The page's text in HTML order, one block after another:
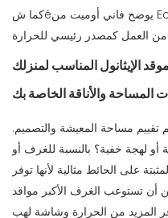
كما شéيوضح فاني أوميت من Eco-Feu ، "تم تصميم موقد الإيثانول في
الإيثانول المناسب لمنزلك
المساحة والأناقة الخاصة بك
تقييم مساحة المعيشة والتصميم.
أو لهجة خفية؟ بالنسبة للغرف أو
على الحائط مثالية لأنها توفر
أن تستوعب الغرف الأكبر مواقد
المزيد من الحرارة وشاشة لهب